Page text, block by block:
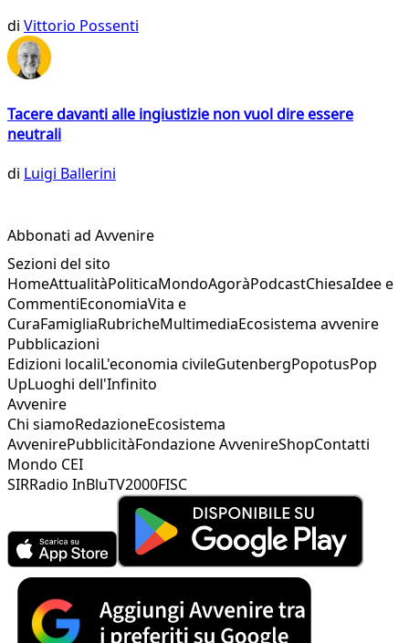
di Vittorio Possenti
Tacere davanti alle ingiustizie non vuol dire essere
neutrali
di Luigi Ballerini
Abbonati ad Avvenire
Sezioni del sito
HomeAttualitàPoliticaMondoAgoràPodcastChiesaIdee e
CommentiEconomiaVita e
CuraFamigliaRubricheMultimediaEcosistema avvenire
Pubblicazioni
Edizioni localiL'economia civileGutenbergPopotusPop
UpLuoghi dell'Infinito
Avvenire
Chi siamoRedazioneEcosistema
AvvenirePubblicitàFondazione AvvenireShopContatti
Mondo CEI
SIRRadio InBluTV2000FISC